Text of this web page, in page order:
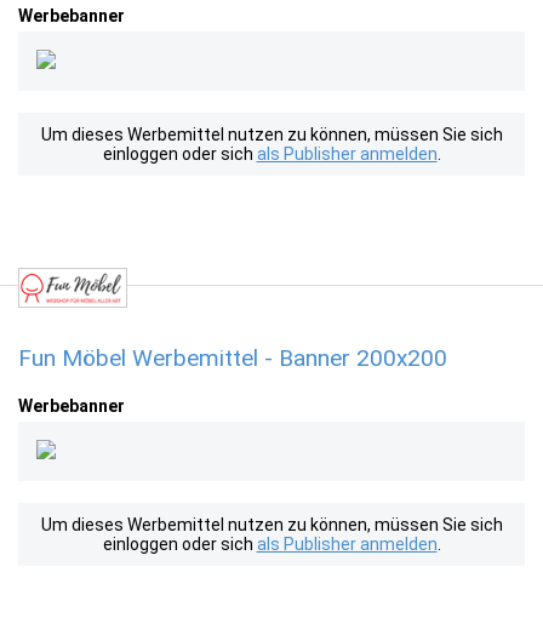
Werbebanner
Um dieses Werbemittel nutzen zu können, müssen Sie sich
einloggen oder sich als Publisher anmelden
Fun Möbel Werbemittel - Banner 200x200
Werbebanner
Um dieses Werbemittel nutzen zu können, müssen Sie sich
einloggen oder sich als Publisher anmelden